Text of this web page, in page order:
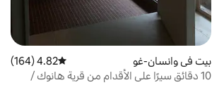
بيت في وانسان-غو متوسط التقييم 4.82 من 5، 164 مراجعات
4.82 (164)
10 دقائق سيرًا على الأقدام من قرية هانوك /